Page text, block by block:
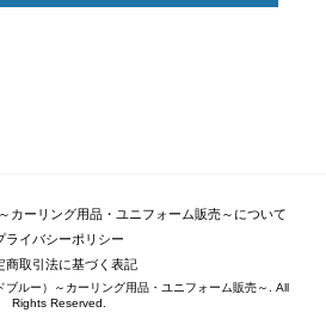
カーリング用品・ユニフォーム販売～について
ライバシーポリシー
商取引法に基づく表記
ルー）～カーリング用品・ユニフォーム販売～. All
Rights Reserved.